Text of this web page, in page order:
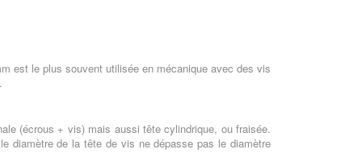
est le plus souvent utilisée en mécanique avec des vis
(écrous + vis) mais aussi tête cylindrique, ou fraisée.
diamètre de la tête de vis ne dépasse pas le diamètre